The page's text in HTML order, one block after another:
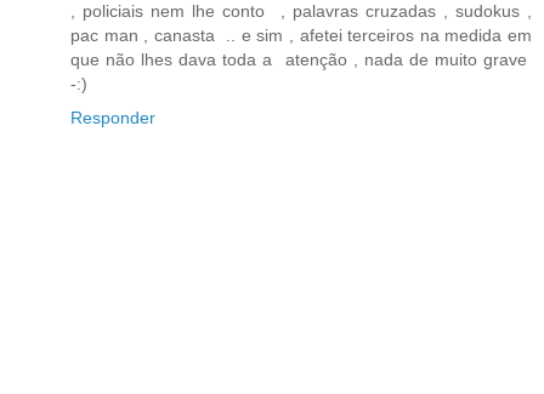
, policiais nem lhe conto , palavras cruzadas , sudokus ,
pac man , canasta .. e sim , afetei terceiros na medida em
que não lhes dava toda a atenção , nada de muito grave
-:)
Responder